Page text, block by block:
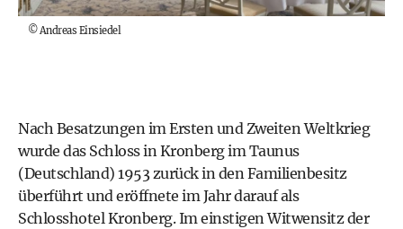
©Andreas Einsiedel
Nach Besatzungen im Ersten und Zweiten Weltkrieg
wurde das Schloss in Kronberg im Taunus
(Deutschland) 1953 zurück in den Familienbesitz
überführt und eröffnete im Jahr darauf als
Schlosshotel Kronberg. Im einstigen Witwensitz der